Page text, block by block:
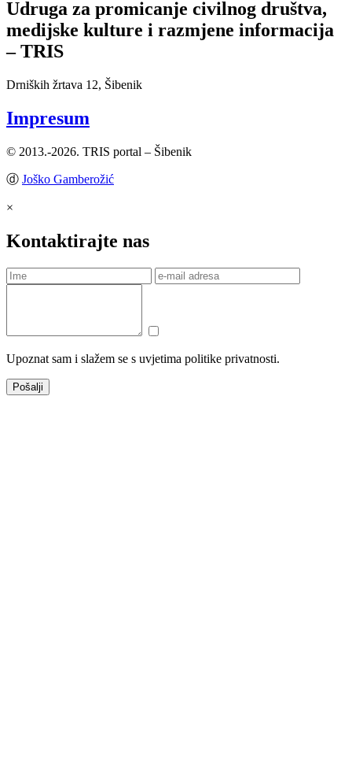
Udruga za promicanje civilnog društva,
medijske kulture i razmjene informacija
– TRIS
Drniških žrtava 12, Šibenik
Impresum
© 2013.-2026. TRIS portal – Šibenik
ⓓ Joško Gamberožić
×
Kontaktirajte nas
Upoznat sam i slažem se s uvjetima politike privatnosti.
Pošalji